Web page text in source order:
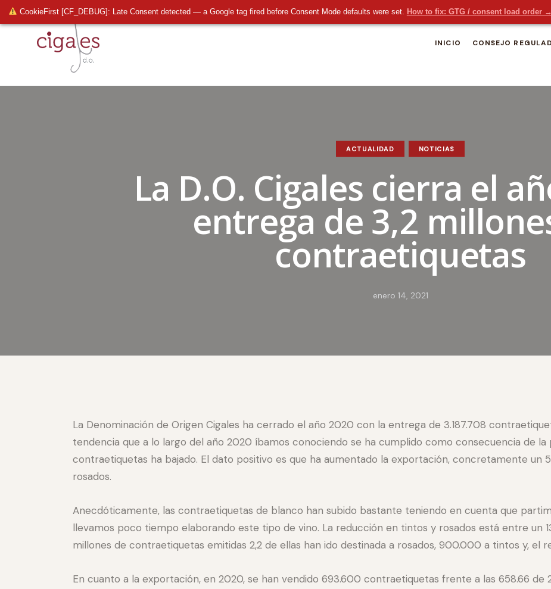
CookieFirst [CF_DEBUG]: Late Consent detected — a Google tag fired before Consent Mode defaults were set. How to fix: GTG / consent load order →
INICIO CONSEJO
ACTUALIDAD NOTICIAS
La D.O. Cigales cierra el
entrega de 3,2
contraetiquetas
enero 14, 2021
La Denominación de Origen Cigales ha cerrado el año 2020 con la entrega de 3.187.708
tendencia que a lo largo del año 2020 íbamos conociendo se ha cumplido como consecuencia de la
contraetiquetas ha bajado. El dato positivo es que ha aumentado la exportación, concretamente un
rosados.
Anecdóticamente, las contraetiquetas de blanco han subido bastante teniendo en cuenta que
llevamos poco tiempo elaborando este tipo de vino. La reducción en tintos y rosados está entre un
millones de contraetiquetas emitidas 2,2 de ellas han ido destinada a rosados, 900.000 a tintos y, el
En cuanto a la exportación, en 2020, se han vendido 693.600 contraetiquetas frente a las 658.66 de